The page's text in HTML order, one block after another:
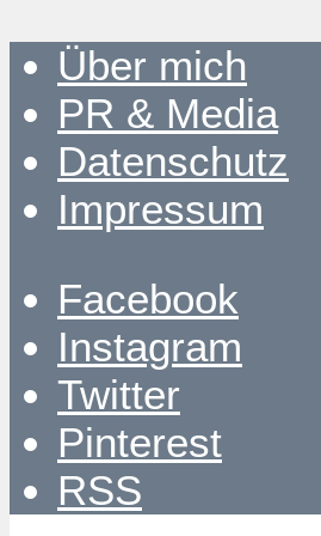
Über mich
PR & Media
Datenschutz
Impressum
Facebook
Instagram
Twitter
Pinterest
RSS